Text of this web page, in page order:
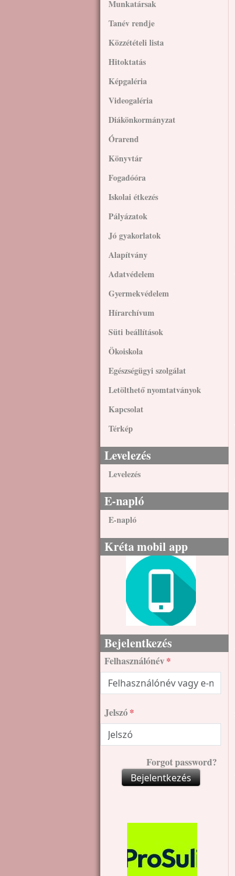
Munkatársak
Tanév rendje
Közzétételi lista
Hitoktatás
Képgaléria
Videogaléria
Diákönkormányzat
Órarend
Könyvtár
Fogadóóra
Iskolai étkezés
Pályázatok
Jó gyakorlatok
Alapítvány
Adatvédelem
Gyermekvédelem
Hírarchívum
Süti beállítások
Ökoiskola
Egészségügyi szolgálat
Letölthető nyomtatványok
Kapcsolat
Térkép
Levelezés
Levelezés
E-napló
E-napló
Kréta mobil app
Bejelentkezés
Felhasználónév
Jelszó
Forgot password?
Bejelentkezés